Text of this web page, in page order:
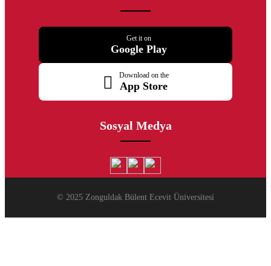
Get it on
Google Play
Download on the
App Store
Sosyal Medya
© 2025 Zonguldak Bülent Ecevit Üniversitesi